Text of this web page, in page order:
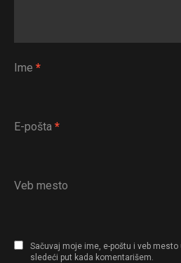
Ime *
E-pošta *
Veb mesto
Sačuvaj moje ime, e-poštu i veb
sledeći put kada komentarišem.